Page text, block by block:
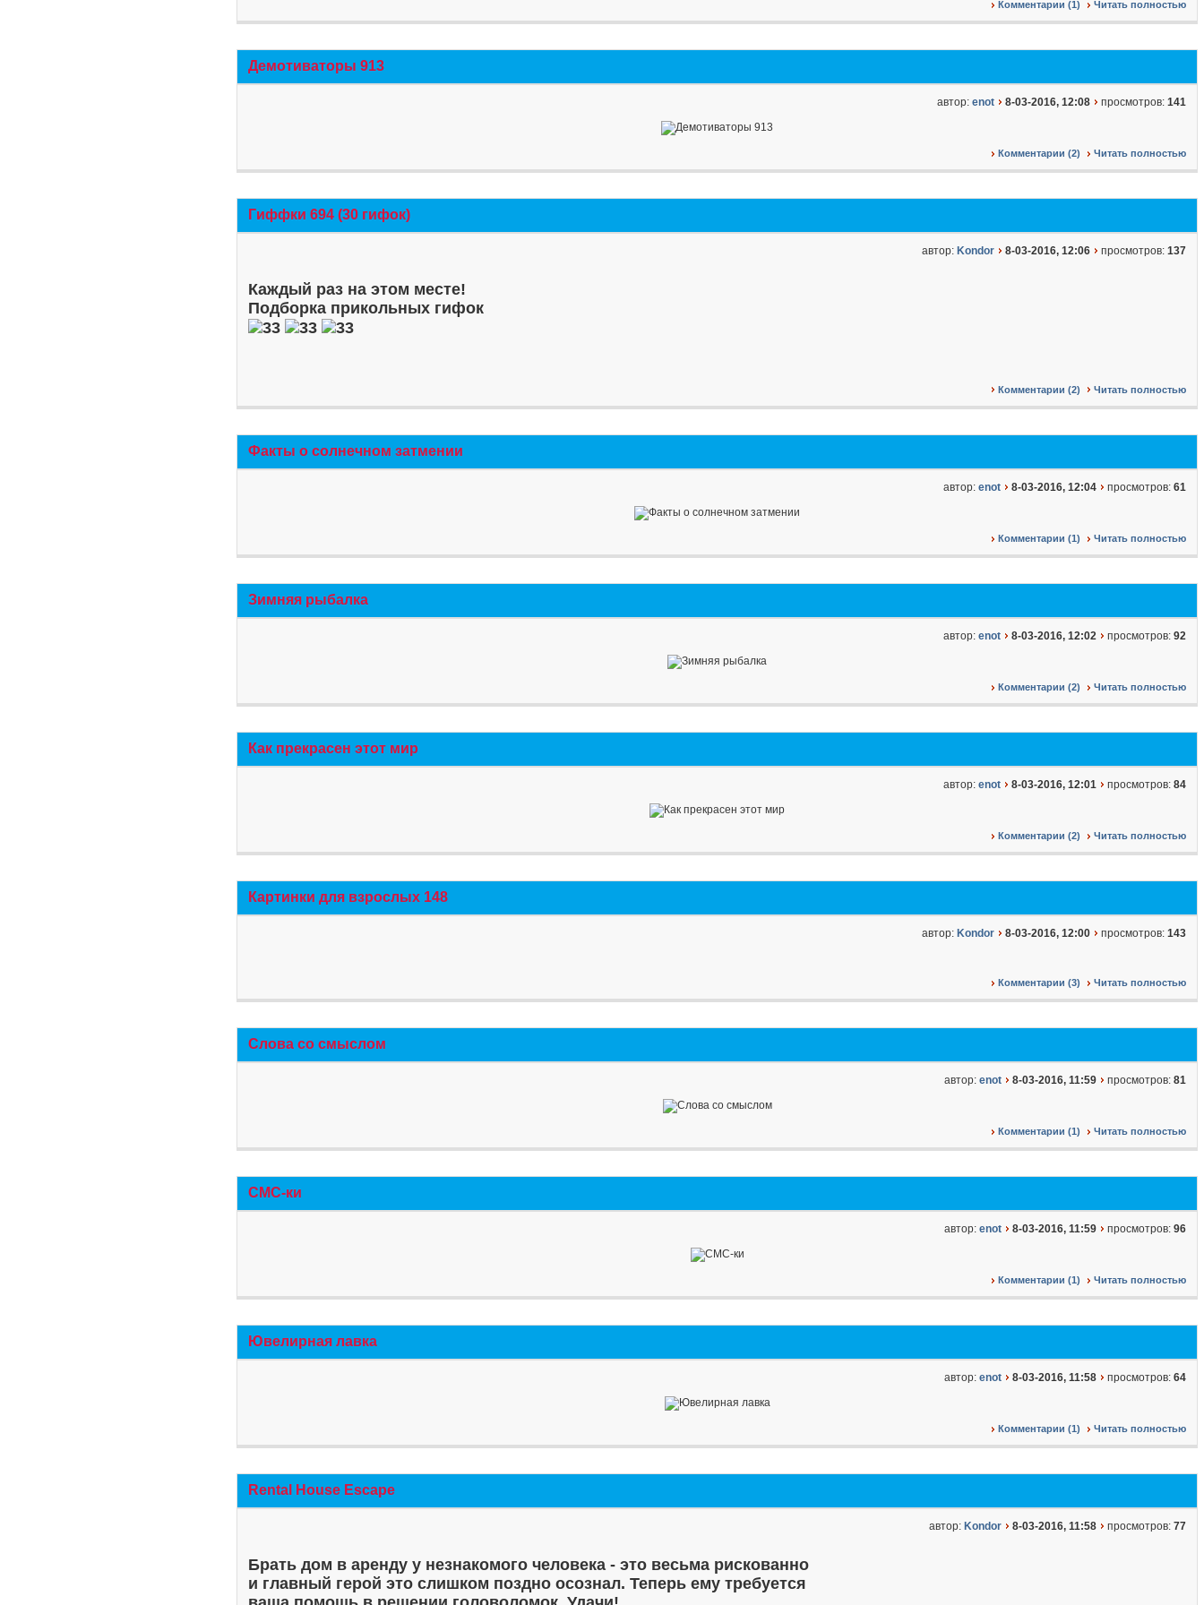
Комментарии (1) Читать полностью
Демотиваторы 913
автор: enot 8-03-2016, 12:08 просмотров: 141
Комментарии (2) Читать полностью
Гиффки 694 (30 гифок)
автор: Kondor 8-03-2016, 12:06 просмотров: 137
Каждый раз на этом месте!
Подборка прикольных гифок
Комментарии (2) Читать полностью
Факты о солнечном затмении
автор: enot 8-03-2016, 12:04 просмотров: 61
Комментарии (1) Читать полностью
Зимняя рыбалка
автор: enot 8-03-2016, 12:02 просмотров: 92
Комментарии (2) Читать полностью
Как прекрасен этот мир
автор: enot 8-03-2016, 12:01 просмотров: 84
Комментарии (2) Читать полностью
Картинки для взрослых 148
автор: Kondor 8-03-2016, 12:00 просмотров: 143
Комментарии (3) Читать полностью
Слова со смыслом
автор: enot 8-03-2016, 11:59 просмотров: 81
Комментарии (1) Читать полностью
СМС-ки
автор: enot 8-03-2016, 11:59 просмотров: 96
Комментарии (1) Читать полностью
Ювелирная лавка
автор: enot 8-03-2016, 11:58 просмотров: 64
Комментарии (1) Читать полностью
Rental House Escape
автор: Kondor 8-03-2016, 11:58 просмотров: 77
Брать дом в аренду у незнакомого человека - это весьма рискованно
и главный герой это слишком поздно осознал. Теперь ему требуется